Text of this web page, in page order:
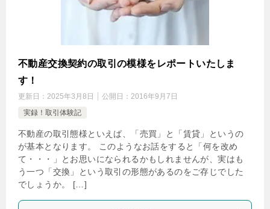
不動産交換契約の取引の模様をレポートいたしま
す！
更新日： 2025年3月8日 公開日： 2016年9月7日
実録！取引体験記
不動産の取引態様といえば、「売買」と「賃貸」というの
が基本となります。 このようなお話をすると「何を改め
て・・・」とお思いになられるかもしれませんが、実はも
う一つ「交換」という取引の形態があるのをご存じでした
でしょうか。 […]